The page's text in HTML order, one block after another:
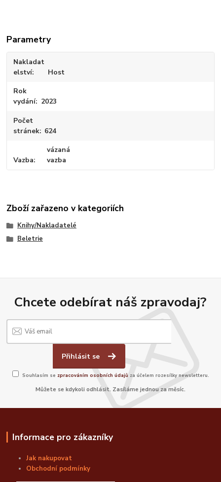
Parametry
Nakladat
elství
Host
Rok
vydání
2023
Počet
stránek 624
Vazba
vázaná
vazba
Zboží zařazeno v kategoriích
Knihy/Nakladatelé
Beletrie
Chcete odebírat náš zpravodaj?
Přihlásit se
Souhlasím se zpracováním osobních údajů za účelem rozesílky newsletteru.
Můžete se kdykoli odhlásit. Zasíláme jednou za měsíc.
Informace pro zákazníky
Jak nakupovat
Obchodní podmínky